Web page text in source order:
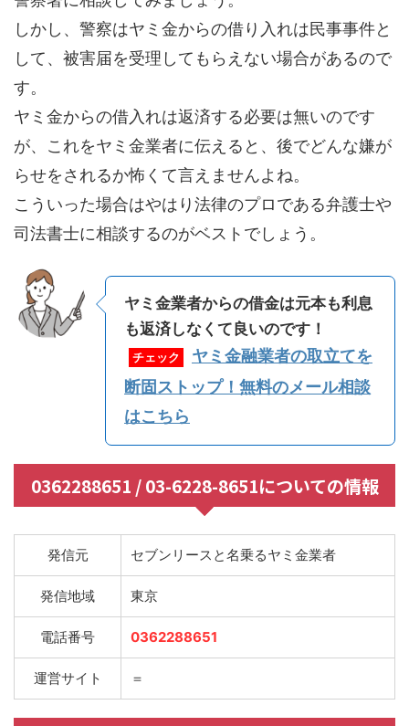
しかし、警察はヤミ金からの借り入れは民事事件と
して、被害届を受理してもらえない場合があるので
す。
ヤミ金からの借入れは返済する必要は無いのです
が、これをヤミ金業者に伝えると、後でどんな嫌が
らせをされるか怖くて言えませんよね。
こういった場合はやはり法律のプロである弁護士や
司法書士に相談するのがベストでしょう。
ヤミ金業者からの借金は元本も利息
も返済しなくて良いのです！
チェック
ヤミ金融業者の取立てを
断固ストップ！無料のメール相談
はこちら
0362288651 / 03-6228-8651についての情報
発信元 セブンリースと名乗るヤミ金業者
発信地域 東京
電話番号 0362288651
運営サイト ＝